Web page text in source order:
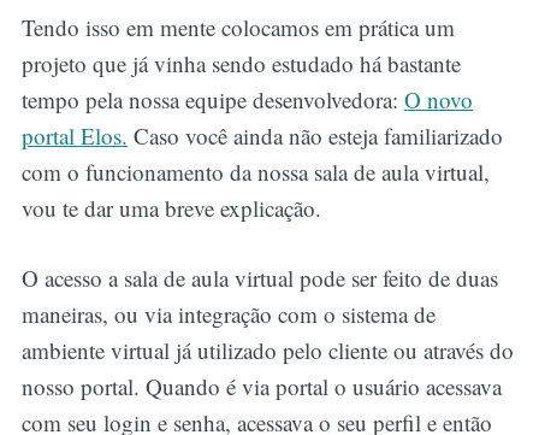
Tendo isso em mente colocamos em prática um
projeto que já vinha sendo estudado há bastante
tempo pela nossa equipe desenvolvedora: O novo
portal Elos. Caso você ainda não esteja familiarizado
com o funcionamento da nossa sala de aula virtual,
vou te dar uma breve explicação.
O acesso a sala de aula virtual pode ser feito de duas
maneiras, ou via integração com o sistema de
ambiente virtual já utilizado pelo cliente ou através do
nosso portal. Quando é via portal o usuário acessava
com seu login e senha, acessava o seu perfil e então